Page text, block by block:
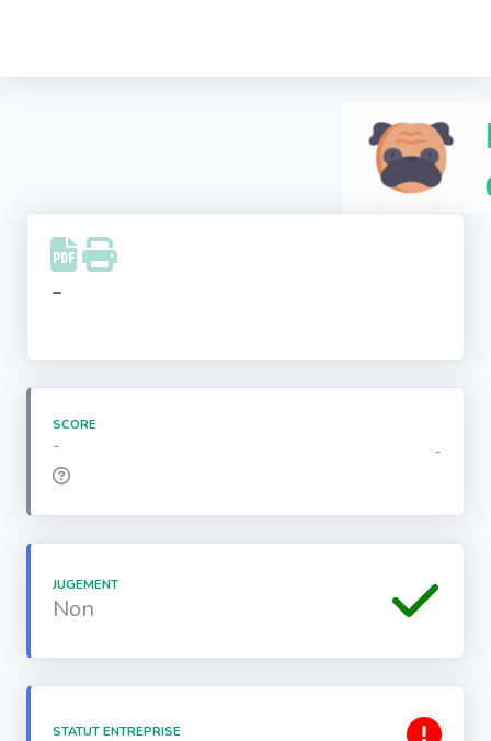
Facebook
Instagram
-
SCORE
- -
JUGEMENT
Non
STATUT ENTREPRISE